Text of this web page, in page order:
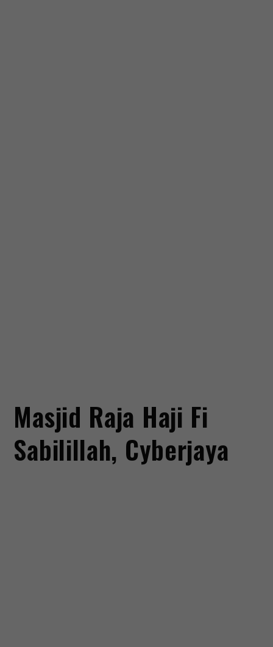
Masjid Raja Haji Fi
Sabilillah, Cyberjaya